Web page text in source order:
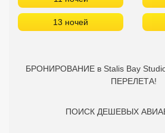
Подбор туров в WhatsApp
Stalis Bay Studios
- отзывы